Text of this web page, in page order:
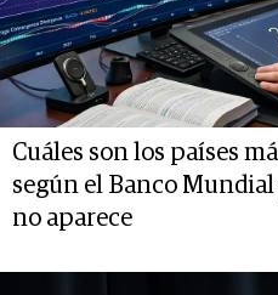
Cuáles son los países
según el Banco
no aparece